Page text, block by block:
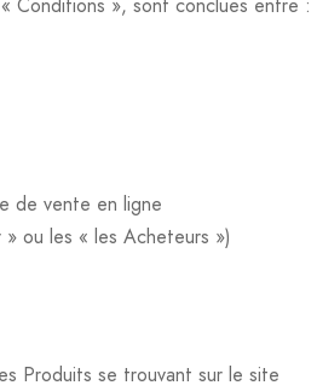
de vente en ligne
» ou les « les Acheteurs »)
Produits se trouvant sur le site